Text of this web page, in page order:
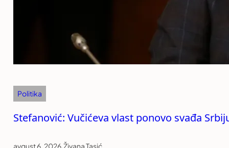
Politika
Stefanović: Vučićeva vlast ponovo svađa
avgust 6, 2026 Živana Tasić